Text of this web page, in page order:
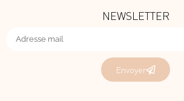
NEWSLETTER
Envoyer